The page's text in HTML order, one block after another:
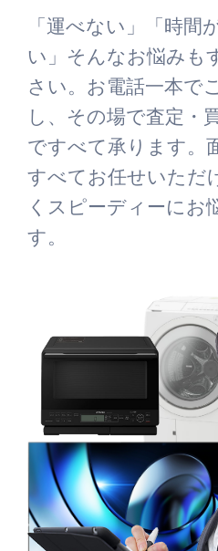
「運べない」「時間
い」そんなお悩みも
さい。お電話一本で
し、その場で査定・
ですべて承ります。
すべてお任せいただ
くスピーディーにお
す。